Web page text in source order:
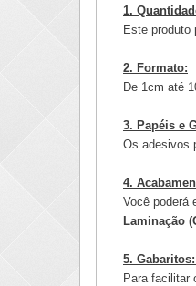
1.
Este produto
2. Formato:
De 1cm até
3. Papéis e
Os adesivos
4.
Você poderá
Laminação
5. Gabaritos:
Para facilitar